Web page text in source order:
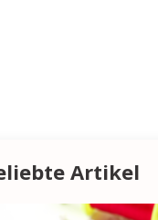
Artikel